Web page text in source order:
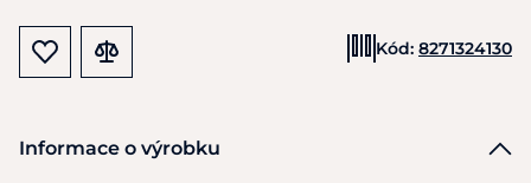
Kód: 8271324130
Informace o výrobku